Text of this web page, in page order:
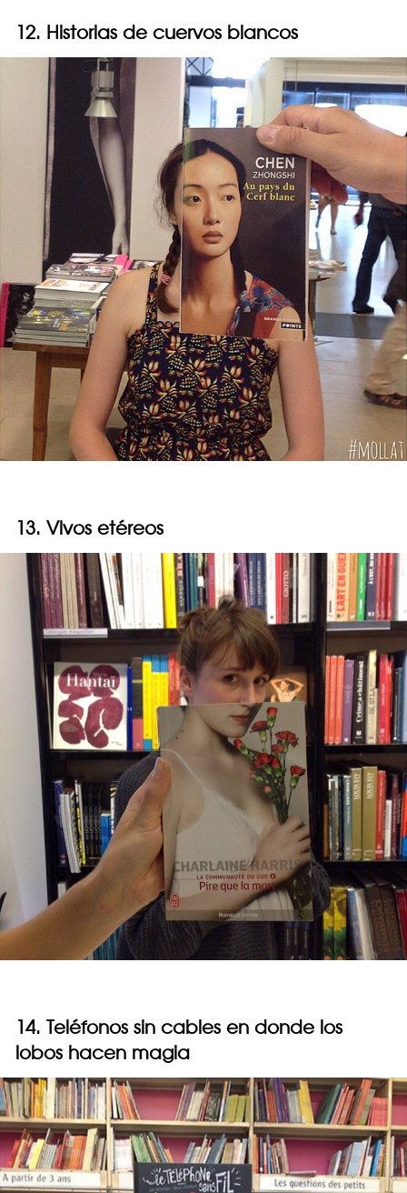
12. Historias de cuervos blancos
13. Vivos etéreos
14. Teléfonos sin cables en donde los
lobos hacen magia